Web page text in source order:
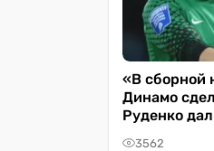
«В сборной
Динамо
Руденко
3562